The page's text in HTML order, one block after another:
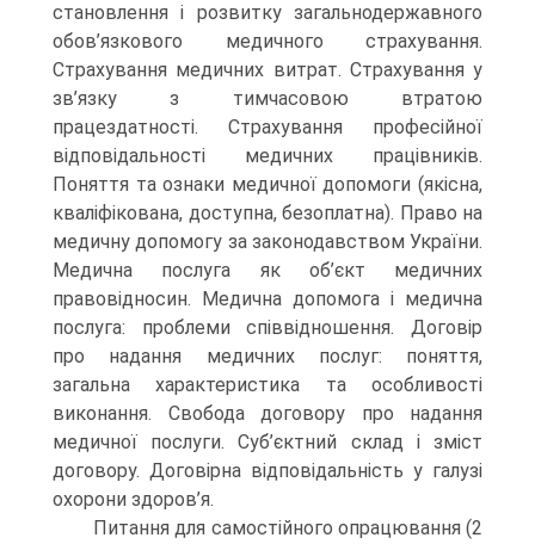
становлення і розвитку загальнодержавного
обов’язкового медич­ного страхування.
Страхування медичних витрат. Страхування у
зв’язку з тимчасовою втратою
працездатності. Страхування профе­сійної
відповідальності медичних працівників.
Поняття та ознаки медичної допомоги (якісна,
кваліфікована, доступна, безоплатна). Право на
медичну допомогу за законодавством України.
Медич­на послуга як об’єкт медичних
правовідносин. Медична допомога і медична
послуга: проблеми співвідношення. Договір
про надан­ня медичних послуг: поняття,
загальна характеристика та особли­вості
виконання. Свобода договору про надання
медичної послуги. Суб’єктний склад і зміст
договору. Договірна відповідальність у галузі
охорони здоров’я.
Питання для самостійного опрацювання (2